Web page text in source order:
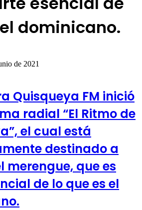
dominicano.
de 2021
Quisqueya FM inició
radial “El Ritmo de
el cual está
destinado a
merengue, que es
de lo que es el